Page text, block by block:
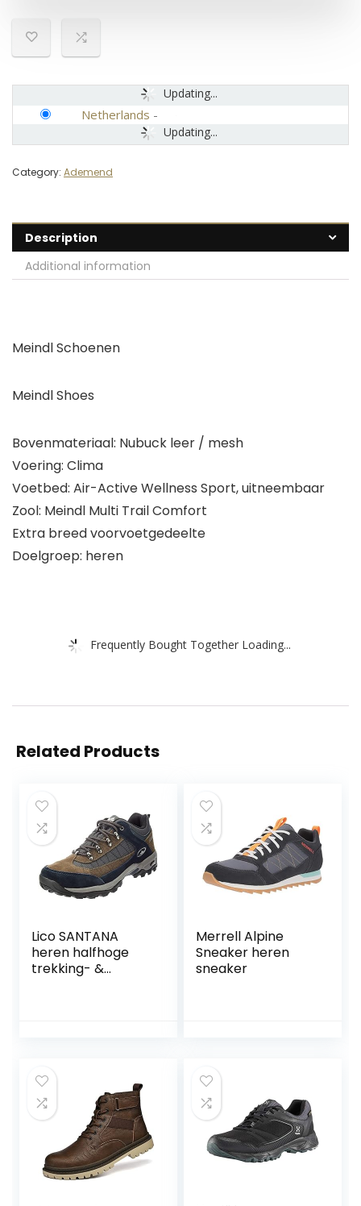
Updating...
Updating...
Netherlands -
Category: Ademend
Description
Additional information
Meindl Schoenen
Meindl Shoes
Bovenmateriaal: Nubuck leer / mesh
Voering: Clima
Voetbed: Air-Active Wellness Sport, uitneembaar
Zool: Meindl Multi Trail Comfort
Extra breed voorvoetgedeelte
Doelgroep: heren
Frequently Bought Together Loading...
Related Products
Lico SANTANA
heren halfhoge
trekking- &
Merrell Alpine
Sneaker heren
sneaker